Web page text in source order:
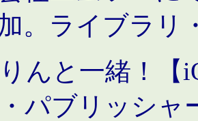
。ライブラリ
んと一緒！【
パブリッシャ